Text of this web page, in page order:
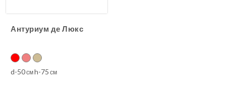
Антуриум де Люкс
d-50смh-75 см